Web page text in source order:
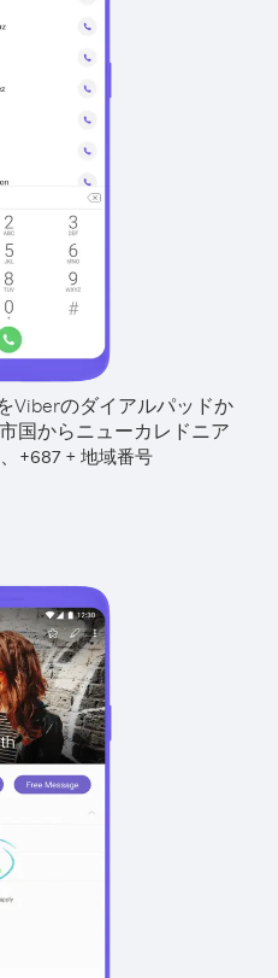
Viberのダイアルパッドか
国からニューカレドニア
+687+ 地域番号